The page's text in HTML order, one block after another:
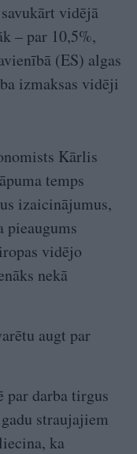
vidējā
– par 10,5%,
(ES) algas
izmaksas vidēji
Kārlis
temps
izaicinājumus,
pieaugums
vidējo
nekā
augt par
par darba tirgus
straujajiem
ka